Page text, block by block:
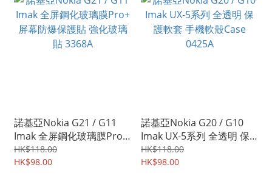
諾基亞Nokia G21 / G11
Imak 全屏鋼化玻璃膜Pro+
屏幕防爆保護貼 強化玻璃
貼 3368A
HK$118.00
HK$98.00
諾基亞Nokia G20 / G10
Imak UX-5系列 全透明 保
護軟套 手機軟殼Case
0425A
HK$118.00
HK$98.00